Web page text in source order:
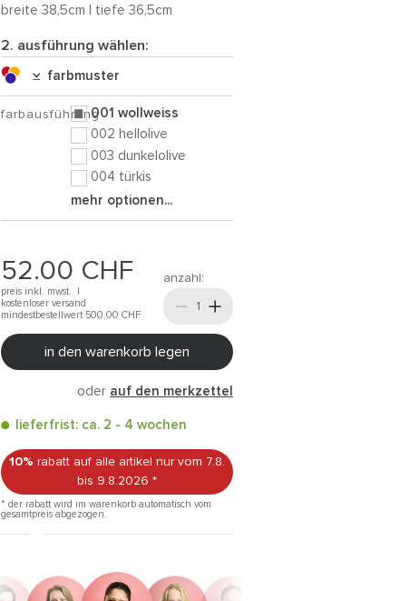
breite 38,5cm | tiefe 36,5cm
2. ausführung wählen:
farbmuster
farbausführung001 wollweiss
002 hellolive
003 dunkelolive
004 türkis
mehr optionen...
52.00 CHF
preis inkl. mwst. |
kostenloser versand
mindestbestellwert 500.00 CHF
anzahl:
in den warenkorb legen
oder auf den merkzettel
lieferfrist: ca. 2 - 4 wochen
10% rabatt auf alle artikel nur vom 7.8.
bis 9.8.2026 *
* der rabatt wird im warenkorb automatisch vom
gesamtpreis abgezogen.